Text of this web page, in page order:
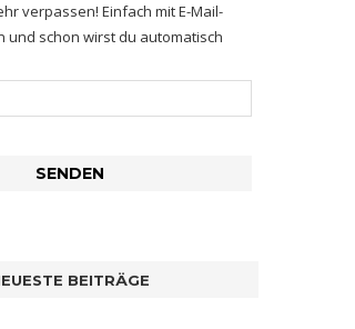
verpassen! Einfach mit E-Mail-
und schon wirst du automatisch
BEITRÄGE